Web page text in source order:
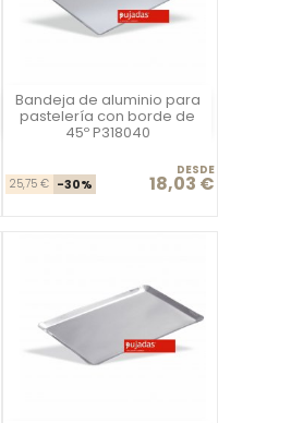
Bandeja de aluminio para
pastelería con borde de
45º P318040
Precio base
25,75 € -30% Precio
DESDE
18,03 €

Vista rápida